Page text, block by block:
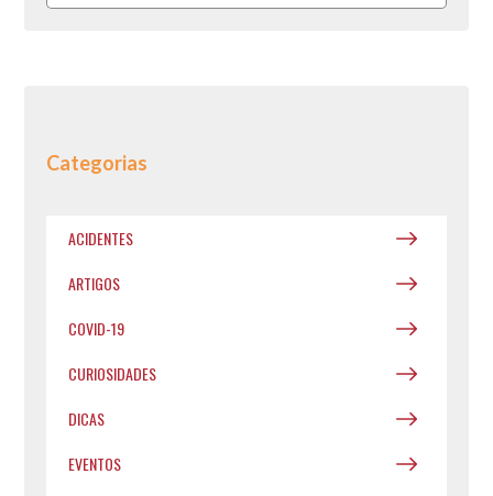
Categorias
ACIDENTES
ARTIGOS
COVID-19
CURIOSIDADES
DICAS
EVENTOS